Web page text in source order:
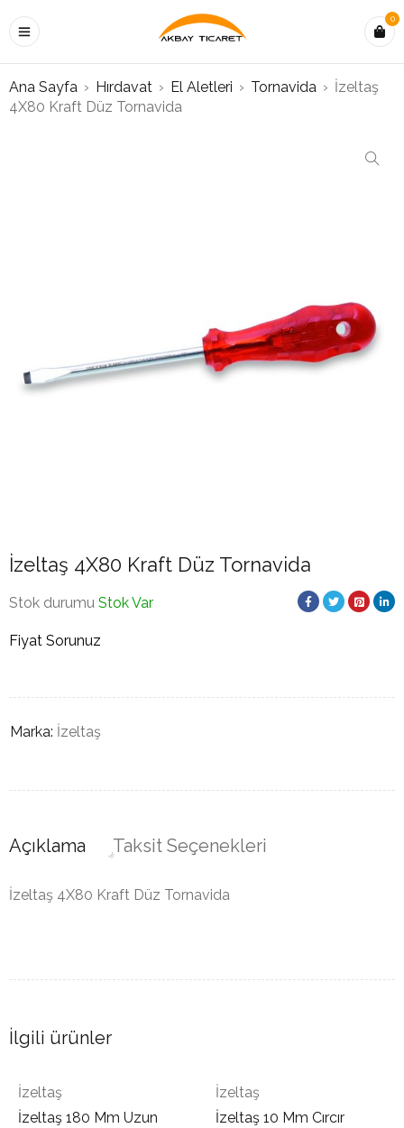
0
Ana Sayfa › Hırdavat › El Aletleri › Tornavida › İzeltaş
4X80 Kraft Düz Tornavida
İzeltaş 4X80 Kraft Düz Tornavida
Stok durumu Stok Var
Fiyat Sorunuz
Marka: İzeltaş
Açıklama Taksit Seçenekleri
İzeltaş 4X80 Kraft Düz Tornavida
İlgili ürünler
İzeltaş
İzeltaş 180 Mm Uzun
İzeltaş
İzeltaş 10 Mm Cırcır